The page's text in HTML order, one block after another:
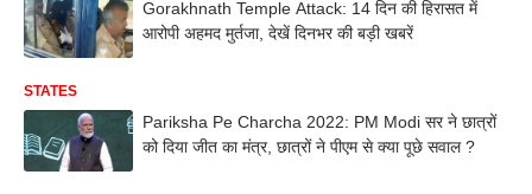
Gorakhnath Temple Attack: 14 दिन की हिरासत में
आरोपी अहमद मुर्तजा, देखें दिनभर की बड़ी खबरें
STATES
Pariksha Pe Charcha 2022: PM Modi सर ने छात्रों
को दिया जीत का मंत्र, छात्रों ने पीएम से क्या पूछे सवाल ?